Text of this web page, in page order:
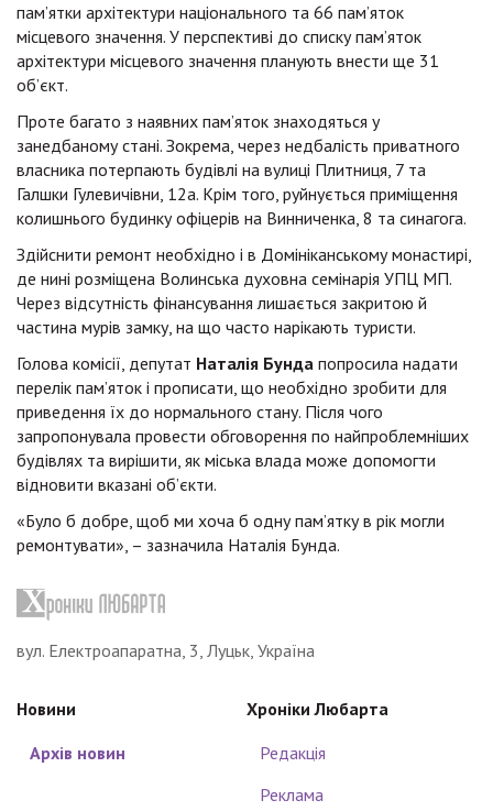
пам’ятки архітектури національного та 66 пам’яток
місцевого значення. У перспективі до списку пам’яток
архітектури місцевого значення планують внести ще 31
об’єкт.
Проте багато з наявних пам’яток знаходяться у
занедбаному стані. Зокрема, через недбалість приватного
власника потерпають будівлі на вулиці Плитниця, 7 та
Галшки Гулевичівни, 12а. Крім того, руйнується приміщення
колишнього будинку офіцерів на Винниченка, 8 та синагога.
Здійснити ремонт необхідно і в Домініканському монастирі,
де нині розміщена Волинська духовна семінарія УПЦ МП.
Через відсутність фінансування лишається закритою й
частина мурів замку, на що часто нарікають туристи.
Голова комісії, депутат Наталія Бунда попросила надати
перелік пам’яток і прописати, що необхідно зробити для
приведення їх до нормального стану. Після чого
запропонувала провести обговорення по найпроблемніших
будівлях та вирішити, як міська влада може допомогти
відновити вказані об’єкти.
«Було б добре, щоб ми хоча б одну пам’ятку в рік могли
ремонтувати», – зазначила Наталія Бунда.
вул. Електроапаратна, 3, Луцьк, Україна
Новини
Архів новин
Хроніки Любарта
Редакція
Реклама